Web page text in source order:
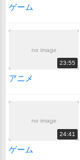
ゲーム
no image
23:55
アニメ
no image
24:41
ゲーム